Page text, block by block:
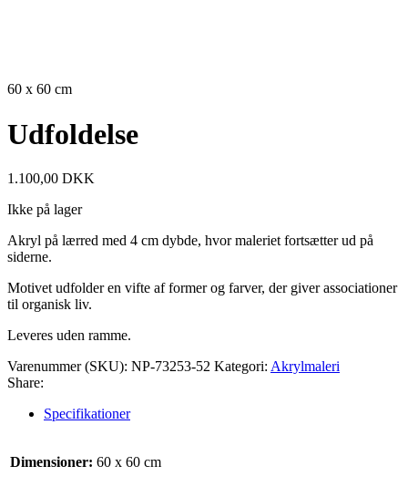
60 x 60 cm
Udfoldelse
1.100,00 DKK
Ikke på lager
Akryl på lærred med 4 cm dybde, hvor maleriet fortsætter ud på
siderne.
Motivet udfolder en vifte af former og farver, der giver associationer
til organisk liv.
Leveres uden ramme.
Varenummer (SKU): NP-73253-52 Kategori: Akrylmaleri
Share:
Specifikationer
Dimensioner: 60 x 60 cm